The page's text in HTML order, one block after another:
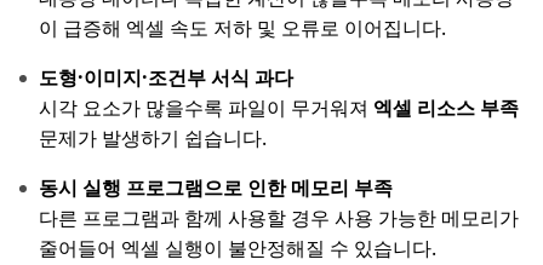
이 급증해 엑셀 속도 저하 및 오류로 이어집니다.
도형·이미지·조건부 서식 과다
시각 요소가 많을수록 파일이 무거워져 엑셀 리소스 부족
문제가 발생하기 쉽습니다.
동시 실행 프로그램으로 인한 메모리 부족
다른 프로그램과 함께 사용할 경우 사용 가능한 메모리가
줄어들어 엑셀 실행이 불안정해질 수 있습니다.